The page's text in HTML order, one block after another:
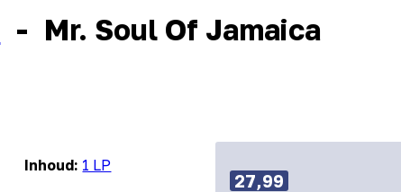
- Mr. Soul Of Jamaica
Inhoud: 1 LP
27,99